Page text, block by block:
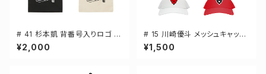
# 41 杉本凱 背番号入りロゴ キ
ャンバスサコッシュ 選手還元 2
カラー 001461
¥2,000
# 15 川崎優斗 メッシュキャップ
選手還元 3カラー 000700
¥1,500